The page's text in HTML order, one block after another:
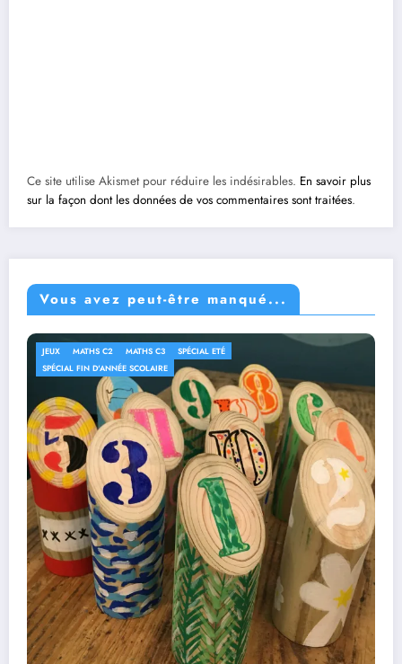
Ce site utilise Akismet pour réduire les indésirables. En savoir plus
sur la façon dont les données de vos commentaires sont traitées.
Vous avez peut-être manqué...
JEUX MATHS C2 MATHS C3
SPÉCIAL ETÉ
SPÉCIAL FIN D'ANNÉE SCOLAIRE